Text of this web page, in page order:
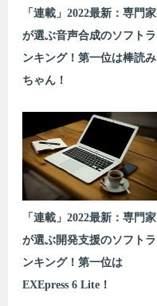
「連載」2022最新：専門家
が選ぶ音声合成のソフトラ
ンキング！第一位は棒読み
ちゃん！
「連載」2022最新：専門家
が選ぶ開発支援のソフトラ
ンキング！第一位は
EXEpress 6 Lite！